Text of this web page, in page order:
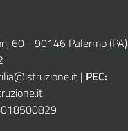
60 - 90146 Palermo (PA)
| PEC: